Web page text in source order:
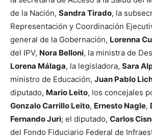
de la Nación, Sandra Tirado, la
Representación y Coordinación
general de la Gobernación, Lorenna
del IPV, Nora Belloni, la ministra de
Lorena Málaga, la legisladora, Sara
ministro de Educación, Juan Pablo
diputado, Mario Leito, los concejales
Gonzalo Carrillo Leito, Ernesto Nagle,
Fernando Juri; el diputado, Carlos
del Fondo Fiduciario Federal de